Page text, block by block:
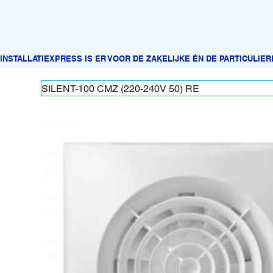
SILENT-100 CMZ (220-240V 50) RE